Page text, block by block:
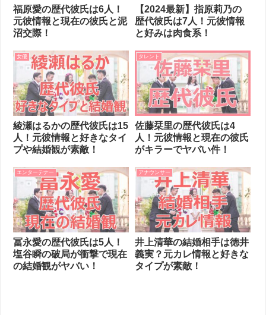
福原愛の歴代彼氏は6人！
元彼情報と現在の彼氏と泥
沼交際！
【2024最新】指原莉乃の
歴代彼氏は7人！元彼情報
と好みは肉食系！
女優
綾瀬はるかの歴代彼氏は15
人！元彼情報と好きなタイ
プや結婚観が素敵！
タレント
佐藤栞里の歴代彼氏は4
人！元彼情報と現在の彼氏
がキラーでヤバい件！
エンターテナー
冨永愛の歴代彼氏は5人！
塩谷瞬の破局が衝撃で現在
の結婚観がヤバい！
アナウンサー
井上清華の結婚相手は徳井
義実？元カレ情報と好きな
タイプが素敵！